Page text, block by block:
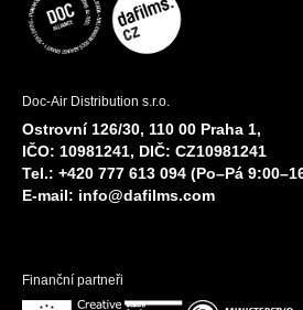
Doc-Air Distribution s.r.o.
Ostrovní 126/30, 110 00 Praha 1,
IČO: 10981241, DIČ: CZ10981241
Tel.: +420 777 613 094 (Po–Pá
E-mail: info@dafilms.com
Finanční partneři